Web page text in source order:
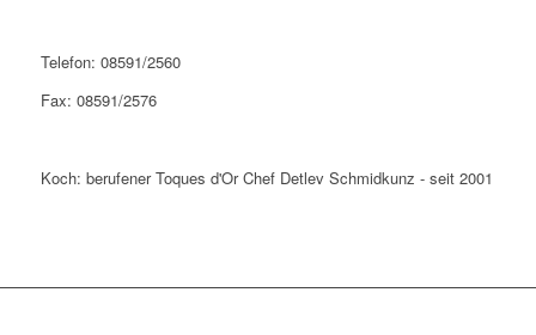
Telefon: 08591/2560
Fax: 08591/2576
Koch: berufener Toques d'Or Chef Detlev Schmidkunz - seit 2001